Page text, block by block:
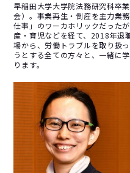
早稲田大学大学院法務研究科卒
会）。事業再生・倒産を主力業
仕事」のワーカホリックだった
産・育児などを経て、2018年退
場から、労働トラブルを取り扱
うとする全ての方々と、一緒に
ります。